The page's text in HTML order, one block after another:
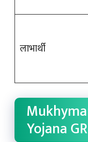
लाभार्थी
Yojana